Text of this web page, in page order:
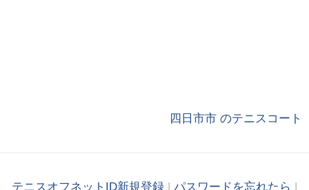
四日市市 のテニスコート
テニスオフネットID新規登録 | パスワードを忘れたら |